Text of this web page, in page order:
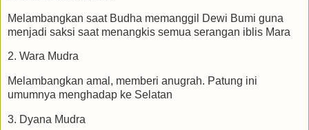
Melambangkan saat Budha memanggil Dewi Bumi guna
menjadi saksi saat menangkis semua serangan iblis Mara
2. Wara Mudra
Melambangkan amal, memberi anugrah. Patung ini
umumnya menghadap ke Selatan
3. Dyana Mudra